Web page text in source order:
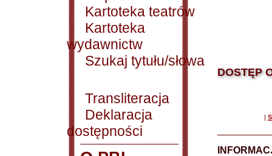
Kartoteka teatrów
Kartoteka
wydawnictw
Szukaj tytułu/słowa
Transliteracja
Deklaracja
dostępności
DOSTĘP
|